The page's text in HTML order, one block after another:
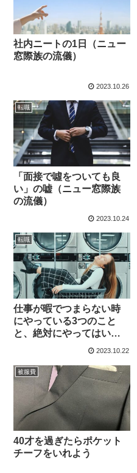
社内ニートの1日（ニュー
窓際族の流儀）
2023.10.26
転職
「面接で噓をついても良
い」の嘘（ニュー窓際族
の流儀）
2023.10.24
転職
仕事が暇でつまらない時
にやっている3つのこと
と、絶対にやってはいけ
ない1つのこと（退屈症候
2023.10.22
被服費
40才を過ぎたらポケット
チーフをいれよう